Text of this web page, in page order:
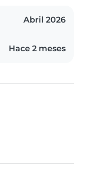
Abril 2026
Hace 2 meses